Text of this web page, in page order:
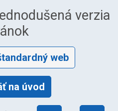
verzia
web
na úvod